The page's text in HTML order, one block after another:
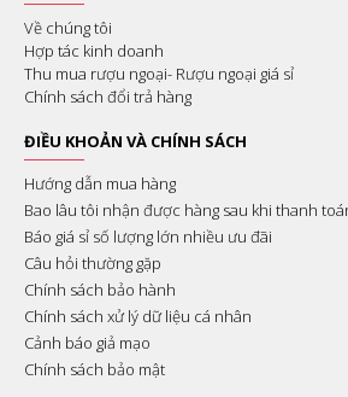
Về chúng tôi
Hợp tác kinh doanh
Thu mua rượu ngoại- Rượu ngoại giá sỉ
Chính sách đổi trả hàng
ĐIỀU KHOẢN VÀ CHÍNH SÁCH
Hướng dẫn mua hàng
Bao lâu tôi nhận được hàng sau khi thanh
Báo giá sỉ số lượng lớn nhiều ưu đãi
Câu hỏi thường gặp
Chính sách bảo hành
Chính sách xử lý dữ liệu cá nhân
Cảnh báo giả mạo
Chính sách bảo mật